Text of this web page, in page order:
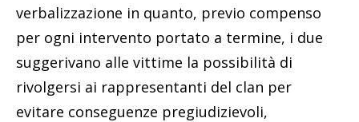
verbalizzazione in quanto, previo compenso
per ogni intervento portato a termine, i due
suggerivano alle vittime la possibilità di
rivolgersi ai rappresentanti del clan per
evitare conseguenze pregiudizievoli,